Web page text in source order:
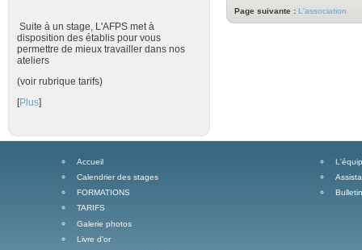
Suite à un stage, L'AFPS met à
disposition des établis pour vous
permettre de mieux travailler dans nos
ateliers
(voir rubrique tarifs)
[Plus]
Page suivante : L'association
Accueil
Calendrier des stages
FORMATIONS
TARIFS
Galerie photos
Livre d'or